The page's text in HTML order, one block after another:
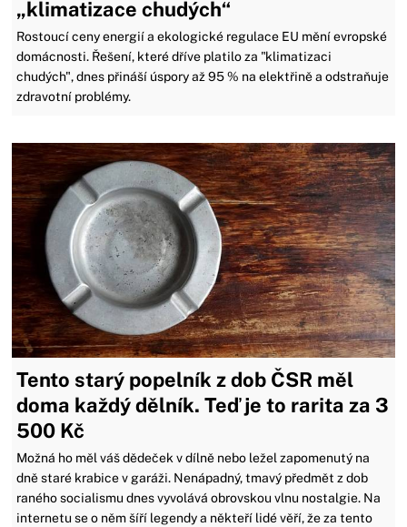
„klimatizace chudých“
Rostoucí ceny energií a ekologické regulace EU mění evropské
domácnosti. Řešení, které dříve platilo za "klimatizaci
chudých", dnes přináší úspory až 95 % na elektřině a odstraňuje
zdravotní problémy.
Tento starý popelník z dob ČSR měl
doma každý dělník. Teď je to rarita za 3
500 Kč
Možná ho měl váš dědeček v dílně nebo ležel zapomenutý na
dně staré krabice v garáži. Nenápadný, tmavý předmět z dob
raného socialismu dnes vyvolává obrovskou vlnu nostalgie. Na
internetu se o něm šíří legendy a někteří lidé věří, že za tento